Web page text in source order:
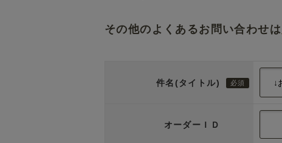
その他のよくあるお問い合わせは
件名(タイトル)
オーダーＩＤ